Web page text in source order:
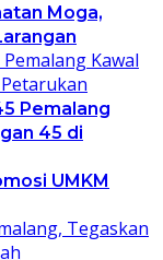
Moga,
Pemalang
45 di
UMKM